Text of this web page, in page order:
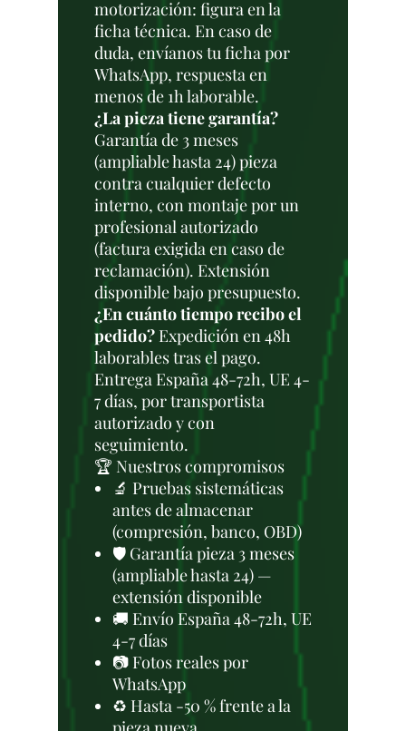
motorización: figura en la
ficha técnica. En caso de
duda, envíanos tu ficha por
WhatsApp, respuesta en
menos de 1h laborable.
¿La pieza tiene garantía?
Garantía de 3 meses
(ampliable hasta 24) pieza
contra cualquier defecto
interno, con montaje por un
profesional autorizado
(factura exigida en caso de
reclamación). Extensión
disponible bajo presupuesto.
¿En cuánto tiempo recibo el
pedido? Expedición en 48h
laborables tras el pago.
Entrega España 48-72h, UE 4-
7 días, por transportista
autorizado y con
seguimiento.
🏆 Nuestros compromisos
🔬 Pruebas sistemáticas
antes de almacenar
(compresión, banco, OBD)
🛡️ Garantía pieza 3 meses
(ampliable hasta 24) —
extensión disponible
🚚 Envío España 48-72h, UE
4-7 días
📷 Fotos reales por
WhatsApp
♻️ Hasta -50 % frente a la